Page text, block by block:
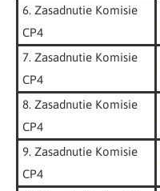
6. Zasadnutie Komisie
CP4
7. Zasadnutie Komisie
CP4
8. Zasadnutie Komisie
CP4
9. Zasadnutie Komisie
CP4